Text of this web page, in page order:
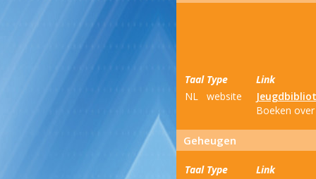
Taal Type
Link
NL
website
Boeken
Geheugen
Taal Type
Link